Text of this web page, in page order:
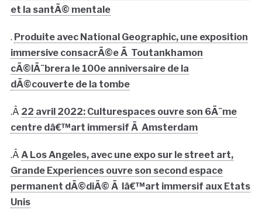
et la santÃ© mentale
. Produite avec National Geographic, une exposition
immersive consacrÃ©e Ã Toutankhamon
cÃ©lÃ¨brera le 100e anniversaire de la
dÃ©couverte de la tombe
.Â 22 avril 2022: Culturespaces ouvre son 6Ã¨me
centre dâ€™art immersif Ã Amsterdam
.Â A Los Angeles, avec une expo sur le street art,
Grande Experiences ouvre son second espace
permanent dÃ©diÃ© Ã lâ€™art immersif aux Etats
Unis